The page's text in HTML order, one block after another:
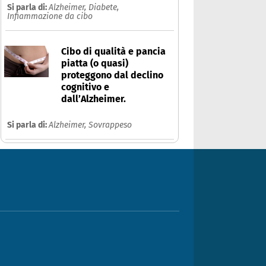
Si parla di:Alzheimer, Diabete,
Infiammazione da cibo
Cibo di qualità e pancia
piatta (o quasi)
proteggono dal declino
cognitivo e
dall’Alzheimer.
Si parla di:Alzheimer, Sovrappeso